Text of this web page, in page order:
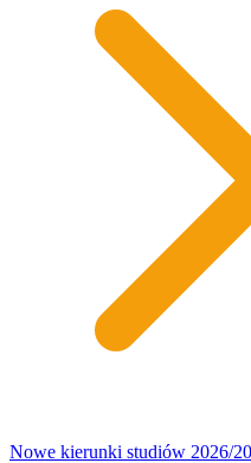
Nowe kierunki studiów 2026/